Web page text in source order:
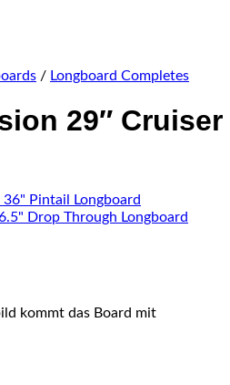
/ Longboard Completes
29″ Cruiser
kommt das Board mit